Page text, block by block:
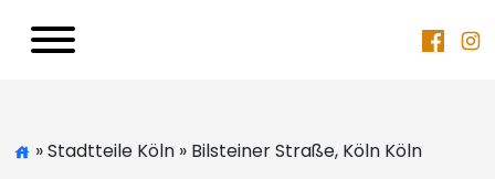
» Stadtteile Köln » Bilsteiner Straße, Köln Köln